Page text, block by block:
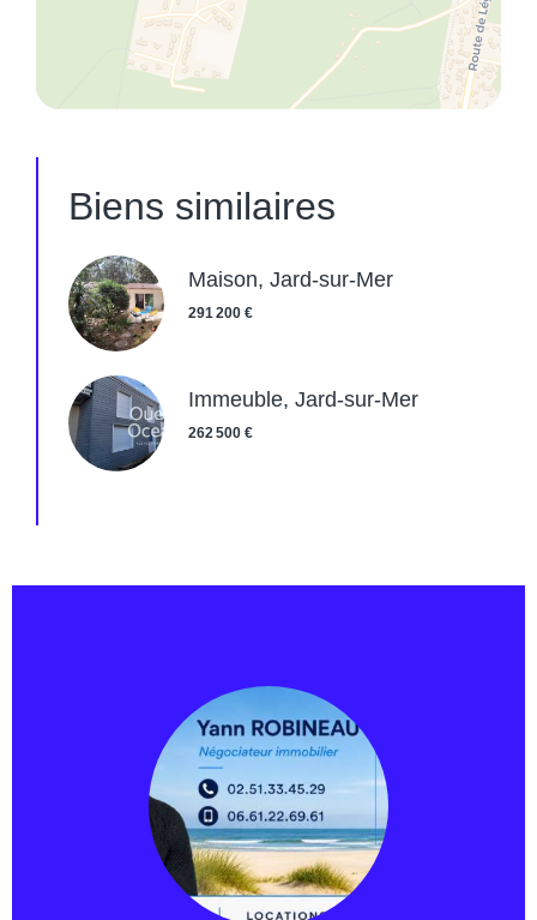
Biens similaires
Maison, Jard-sur-Mer
291 200 €
Immeuble, Jard-sur-Mer
262 500 €